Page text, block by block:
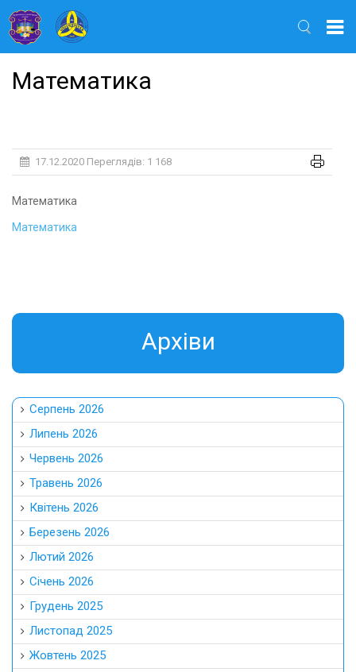
Математика
17.12.2020 Переглядів: 1 168
Математика
Математика
Aрхіви
Серпень 2026
Липень 2026
Червень 2026
Травень 2026
Квітень 2026
Березень 2026
Лютий 2026
Січень 2026
Грудень 2025
Листопад 2025
Жовтень 2025